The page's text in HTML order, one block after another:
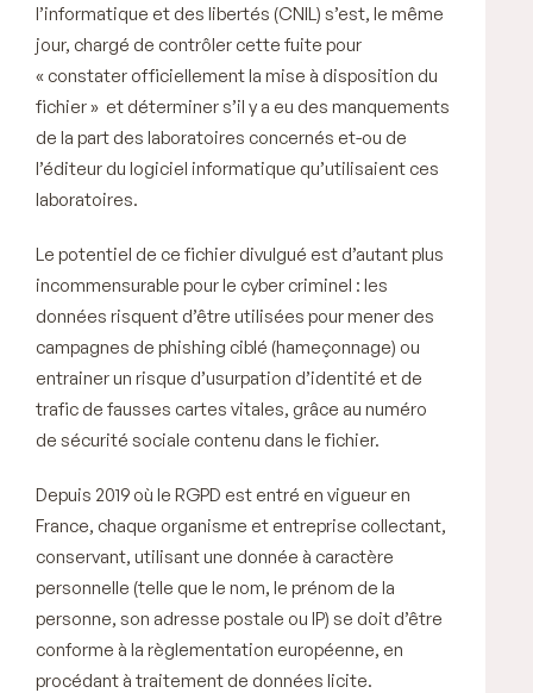
l’informatique et des libertés (CNIL) s’est, le même
jour, chargé de contrôler cette fuite pour
« constater officiellement la mise à disposition du
fichier » et déterminer s’il y a eu des manquements
de la part des laboratoires concernés et-ou de
l’éditeur du logiciel informatique qu’utilisaient ces
laboratoires.
Le potentiel de ce fichier divulgué est d’autant plus
incommensurable pour le cyber criminel : les
données risquent d’être utilisées pour mener des
campagnes de phishing ciblé (hameçonnage) ou
entrainer un risque d’usurpation d’identité et de
trafic de fausses cartes vitales, grâce au numéro
de sécurité sociale contenu dans le fichier.
Depuis 2019 où le RGPD est entré en vigueur en
France, chaque organisme et entreprise collectant,
conservant, utilisant une donnée à caractère
personnelle (telle que le nom, le prénom de la
personne, son adresse postale ou IP) se doit d’être
conforme à la règlementation européenne, en
procédant à traitement de données licite.